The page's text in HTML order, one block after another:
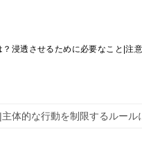
浸透させるために必要なこと|注
体的な行動を制限するルール